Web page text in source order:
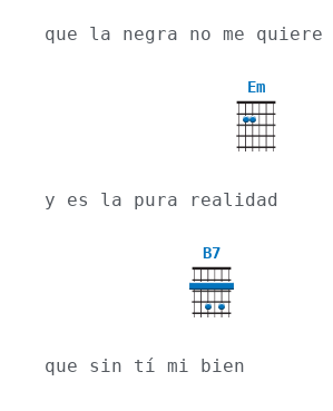
que la negra no me quiere
Em
y es la pura realidad
B7
que sin tí mi bien